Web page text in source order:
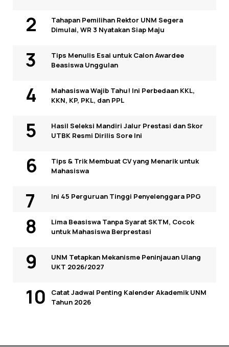
Tahapan Pemilihan Rektor UNM Segera
Dimulai, WR 3 Nyatakan Siap Maju
Tips Menulis Esai untuk Calon Awardee
Beasiswa Unggulan
Mahasiswa Wajib Tahu! Ini Perbedaan KKL,
KKN, KP, PKL, dan PPL
Hasil Seleksi Mandiri Jalur Prestasi dan Skor
UTBK Resmi Dirilis Sore Ini
Tips & Trik Membuat CV yang Menarik untuk
Mahasiswa
Ini 45 Perguruan Tinggi Penyelenggara PPG
Lima Beasiswa Tanpa Syarat SKTM, Cocok
untuk Mahasiswa Berprestasi
UNM Tetapkan Mekanisme Peninjauan Ulang
UKT 2026/2027
Catat Jadwal Penting Kalender Akademik UNM
Tahun 2026